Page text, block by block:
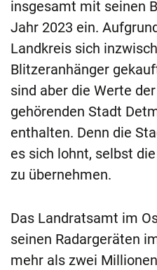
insgesamt mit seinen
Jahr 2023 ein.
Landkreis sich
Blitzeranhänger
sind aber die Werte
gehörenden Stadt
enthalten. Denn die
es sich lohnt, selbst
zu übernehmen.
Das Landratsamt im
seinen Radargeräten
mehr als zwei